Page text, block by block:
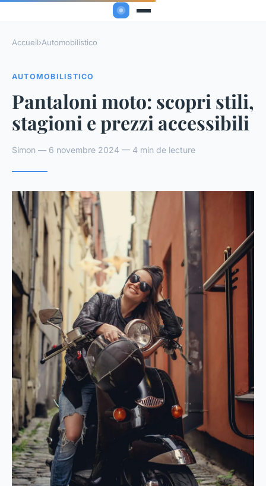
Accueil›Automobilistico
AUTOMOBILISTICO
Pantaloni moto: scopri stili,
stagioni e prezzi accessibili
Simon — 6 novembre 2024 — 4 min de lecture